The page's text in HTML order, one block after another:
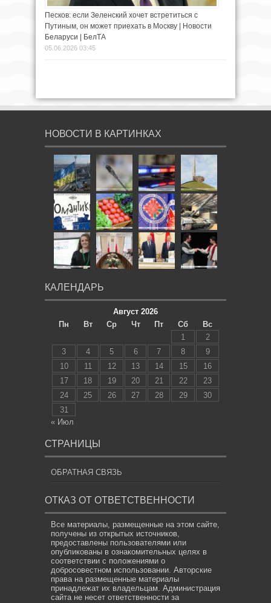
Песков: если Зеленский хочет встретиться с
Путиным, он может приехать в Москву | Новости
Беларуси | БелТА
05.06.2026 03:45
НОВОСТИ В КАРТИНКАХ
КАЛЕНДАРЬ
Август 2026
Пн
Вт Ср Чт Пт Сб
Вс
1
2
3
4 5 6 7 8
9
10
11 12 13 14 15
16
17
18 19 20 21 22
23
24
25 26 27 28 29
30
31
« Июл
СТРАНИЦЫ
ОБРАТНАЯ СВЯЗЬ
ОТКАЗ ОТ ОТВЕТСТВЕННОСТИ
Все материалы, размещенные на этом сайте,
получены из открытых источников,
предоставлены пользователями или
опубликованы в ознакомительных целях в
соответствии с положениями о
добросовестном использовании. Авторские
права на размещенные материалы
принадлежат их владельцам. Администрация
сайта не несет ответственности за